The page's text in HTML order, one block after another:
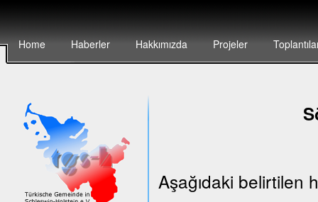
Home Haberler Hakkımızda Projeler
Aşağıdaki belirtilen